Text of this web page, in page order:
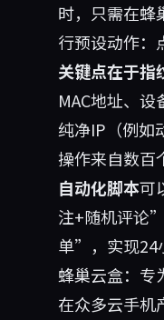
时，只需在蜂
行预设动作：
关键点在于指
MAC地址、
纯净IP（例如
操作来自数百
自动化脚本可
注+随机评论
单”，实现24
蜂巢云盒：专
在众多云手机